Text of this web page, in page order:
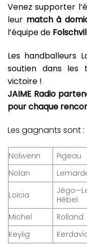
Venez supporter
leur match à
l’équipe de
Les handballeurs
soutien dans les
victoire !
JAIME Radio
pour chaque
Les gagnants sont :
Nolwenn Pigeau
Nolan
Loïcia
Hébel
Michel Rolland
Keylig